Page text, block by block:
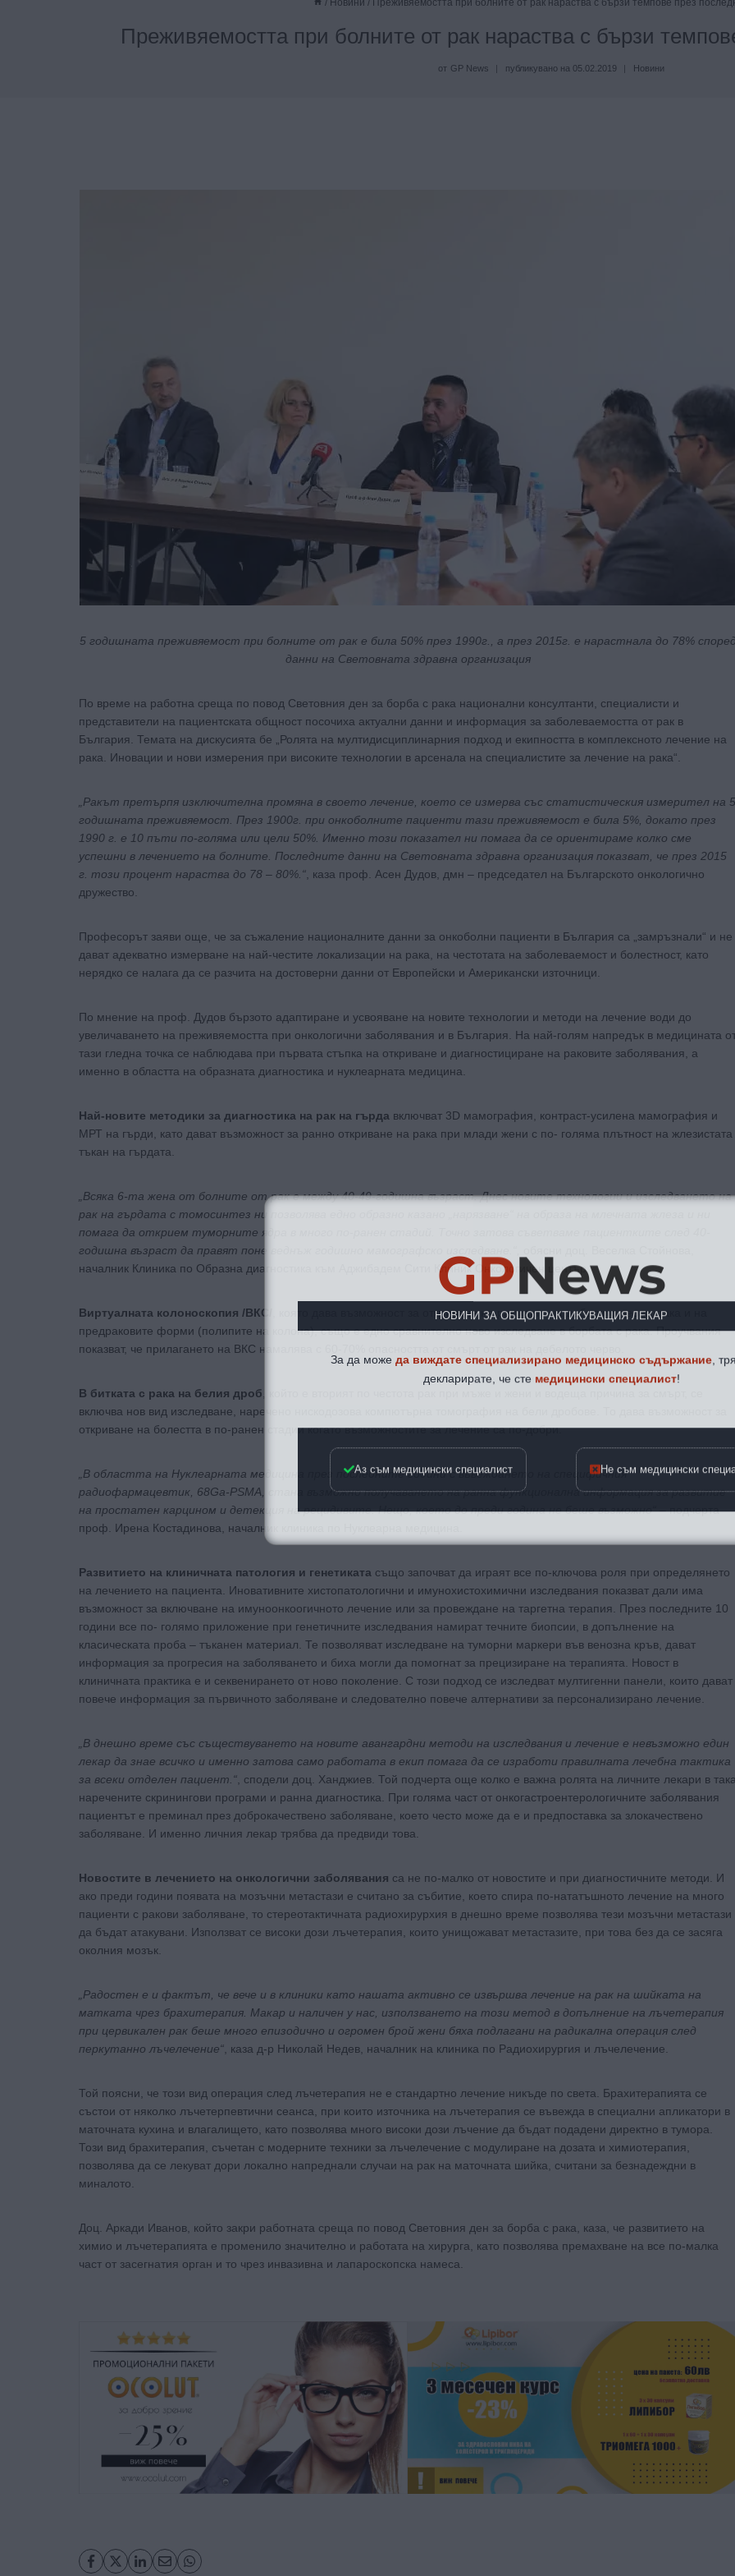
/ Новини / Преживяемостта при болните от рак нараства с бързи темпове през
Преживяемостта при болните от рак нараства с бързи
от GP News публикувано на 05.02.2019 Новини
5 годишната преживяемост при болните от рак е била 50% през 1990г., а през 2015г. е нарастнала до 78%
данни на Световната здравна организация
По време на работна среща по повод Световния ден за борба с рака национални консултанти, специалисти и
представители на пациентската общност посочиха актуални данни и информация за заболеваемостта от рак в
България. Темата на дискусията бе „Ролята на мултидисциплинарния подход и екипността в комплексното лечение на
рака. Иновации и нови измерения при високите технологии в арсенала на специалистите за лечение на рака“.
„Ракът претърпя изключителна промяна в своето лечение, което се измерва със статистическия измерител на 5
годишната преживяемост. През 1900г. при онкоболните пациенти тази преживяемост е била 5%, докато през
1990 г. е 10 пъти по-голяма или цели 50%. Именно този показател ни помага да се ориентираме колко сме
успешни в лечението на болните. Последните данни на Световната здравна организация показват, че през 2015
г. този процент нараства до 78 – 80%.“ , каза проф. Асен Дудов, дмн – председател на Българското онкологично
дружество.
Професорът заяви още, че за съжаление националните данни за онкоболни пациенти в България са „замръзнали“ и не
дават адекватно измерване на най-честите локализации на рака, на честотата на заболеваемост и болестност, като
нерядко се налага да се разчита на достоверни данни от Европейски и Американски източници.
По мнение на проф. Дудов бързото адаптиране и усвояване на новите технологии и методи на лечение води до
увеличаването на преживяемостта при онкологични заболявания и в България. На най-голям напредък в медицината
тази гледна точка се наблюдава при първата стъпка на откриване и диагностициране на раковите заболявания, а
именно в областта на образната диагностика и нуклеарната медицина.
Най-новите методики за диагностика на рак на гърда включват 3D мамография, контраст-усилена мамография и
МРТ на гърди, като дават възможност за ранно откриване на рака при млади жени с по- голяма плътност на жлезистата
тъкан на гърдата.
„Всяка 6-та жена от болните от рак е между 40-49-годишна възраст. Днес новите технологии и изследването на
рак на гърдата с томосинтез ни позволява едно образно казано „нарязване“ на образа на млечната жлеза и ни
помага да открием туморните ядра в много по-ранен стадий. Точно затова съветваме пациентките след 40-
годишна възраст да правят поне веднъж годишно мамографско изследване.“,
началник Клиника по Образна диагностика към Аджибадем Сити Клиник Онкологичен център.
Виртуалната колоноскопия /ВКС/
, която дава възможност за откриване на рак както на дебелото черво, така и на
предраковите форми (полипите на колона), също е едно сравнително ново изследване в борбата с рака. Проучвания
показват, че прилагането на ВКС намалява с 60-70% опасността от смърт от рак на дебелото черво.
В битката с рака на белия дроб
включва нов вид изследване, наречено нискодозова компютърна томография на бели дробове. То дава възможност за
откриване на болестта в по-ранен стадии когато възможностите за лечение са по-добри.
„В областта на Нуклеарната медицина през последните години с въвеждането на специфичния
радиофармацевтик, 68Ga-PSMA, стана възможно получаването на ранна функционална информация за развитие
на простатен карцином и детекция на рецидивите. Нещо, което до преди година не беше възможно“– подчерта
проф. Ирена Костадинова, началник клиника по Нуклеарна медицина.
Развитието на клиничната патология и генетиката също започват да играят все по-ключова роля при определянето
на лечението на пациента. Иновативните хистопатологични и имунохистохимични изследвания показват дали има
възможност за включване на имуноонкоогичното лечение или за провеждане на таргетна терапия. През последните 10
години все по- голямо приложение при генетичните изследвания намират течните биопсии, в допълнение на
класическата проба – тъканен материал. Те позволяват изследване на туморни маркери във венозна кръв, дават
информация за прогресия на заболяването и биха могли да помогнат за прецизиране на терапията. Новост в
клиничната практика е и секвенирането от ново поколение. С този подход се изследват мултигенни панели, които дават
повече информация за първичното заболяване и следователно повече алтернативи за персонализирано лечение.
„В днешно време със съществуването на новите авангардни методи на изследвания и лечение е невъзможно един
лекар да знае всичко и именно затова само работата в екип помага да се изработи правилната лечебна тактика
за всеки отделен пациент.“ , сподели доц. Ханджиев. Той подчерта още колко е важна ролята на личните лекари в
наречените скринингови програми и ранна диагностика. При голяма част от онкогастроентерологичните заболявания
пациентът е преминал през доброкачествено заболяване, което често може да е и предпоставка за злокачествено
заболяване. И именно личния лекар трябва да предвиди това.
Новостите в лечението на онкологични заболявания са не по-малко от новостите и при диагностичните методи. И
ако преди години появата на мозъчни метастази е считано за събитие, което спира по-нататъшното лечение на много
пациенти с ракови заболяване, то стереотактичната радиохирурхия в днешно време позволява тези мозъчни метастази
да бъдат атакувани. Използват се високи дози лъчетерапия, които унищожават метастазите, при това без да се засяга
околния мозък.
„Радостен е и фактът, че вече и в клиники като нашата активно се извършва лечение на рак на шийката на
матката чрез брахитерапия. Макар и наличен у нас, използването на този метод в допълнение на лъчетерапия
при цервикален рак беше много епизодично и огромен брой жени бяха подлагани на радикална операция след
перкутанно лъчелечение“ , каза д-р Николай Недев, началник на клиника по Радиохирургия и лъчелечение.
Той поясни, че този вид операция след лъчетерапия не е стандартно лечение никъде по света. Брахитерапията се
състои от няколко лъчетерпевтични сеанса, при които източника на лъчетерапия се въвежда в специални апликатори в
маточната кухина и влагалището, като позволява много високи дози лъчение да бъдат подадени директно в тумора.
Този вид брахитерапия, съчетан с модерните техники за лъчелечение с модулиране на дозата и химиотерапия,
позволява да се лекуват дори локално напреднали случаи на рак на маточната шийка, считани за безнадеждни в
миналото.
Доц. Аркади Иванов, който закри работната среща по повод Световния ден за борба с рака, каза, че развитието на
химио и лъчетерапията е променило значително и работата на хирурга, като позволява премахване на все по-малка
част от засегнатия орган и то чрез инвазивна и лапароскопска намеса.
GPNews
НОВИНИ ЗА ОБЩОПРАКТИКУВАЩИЯ ЛЕКАР
декларирате, че стемедицински специалист!